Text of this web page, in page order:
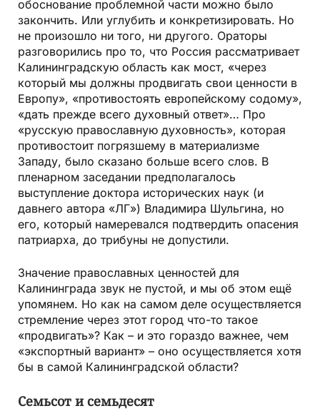
обоснование проблемной части можно было
закончить. Или углубить и конкретизировать. Но
не произошло ни того, ни другого. Ораторы
разговорились про то, что Россия рассматривает
Калининградскую область как мост, «через
который мы должны продвигать свои ценности в
Европу», «противостоять европейскому содому»,
«дать прежде всего духовный ответ»… Про
«русскую православную духовность», которая
противостоит погрязшему в материализме
Западу, было сказано больше всего слов. В
пленарном заседании предполагалось
выступление доктора исторических наук (и
давнего автора «ЛГ») Владимира Шульгина, но
его, который намеревался подтвердить опасения
патриарха, до трибуны не допустили.
Значение православных ценностей для
Калининграда звук не пустой, и мы об этом ещё
упомянем. Но как на самом деле осуществляется
стремление через этот город что-то такое
«продвигать»? Как – и это гораздо важнее, чем
«экспортный вариант» – оно осуществляется хотя
бы в самой Калининградской области?
Семьсот и семьдесят